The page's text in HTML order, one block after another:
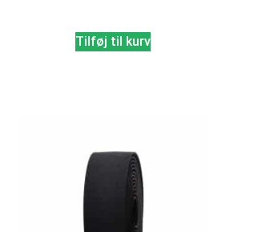
Tilføj til kurv